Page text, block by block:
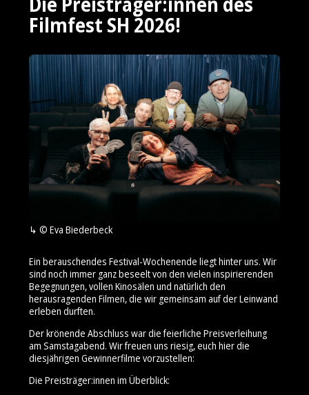
Filmfest SH 2026!
© Eva Biederbeck
Ein berauschendes Festival-Wochenende liegt hinter uns. Wir
sind noch immer ganz beseelt von den vielen inspirierenden
Begegnungen, vollen Kinosälen und natürlich den
herausragenden Filmen, die wir gemeinsam auf der Leinwand
erleben durften.
Der krönende Abschluss war die feierliche Preisverleihung
am Samstagabend. Wir freuen uns riesig, euch hier die
diesjährigen Gewinnerfilme vorzustellen:
Die Preisträger:innen im Überblick: